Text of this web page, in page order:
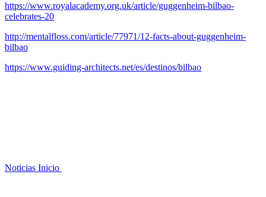
https://www.royalacademy.org.uk/article/guggenheim-bilbao-
celebrates-20
http://mentalfloss.com/article/77971/12-facts-about-guggenheim-
bilbao
https://www.guiding-architects.net/es/destinos/bilbao
Noticias Inicio